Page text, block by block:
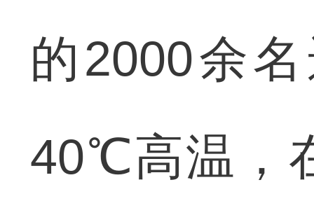
的2000余
40℃高温，